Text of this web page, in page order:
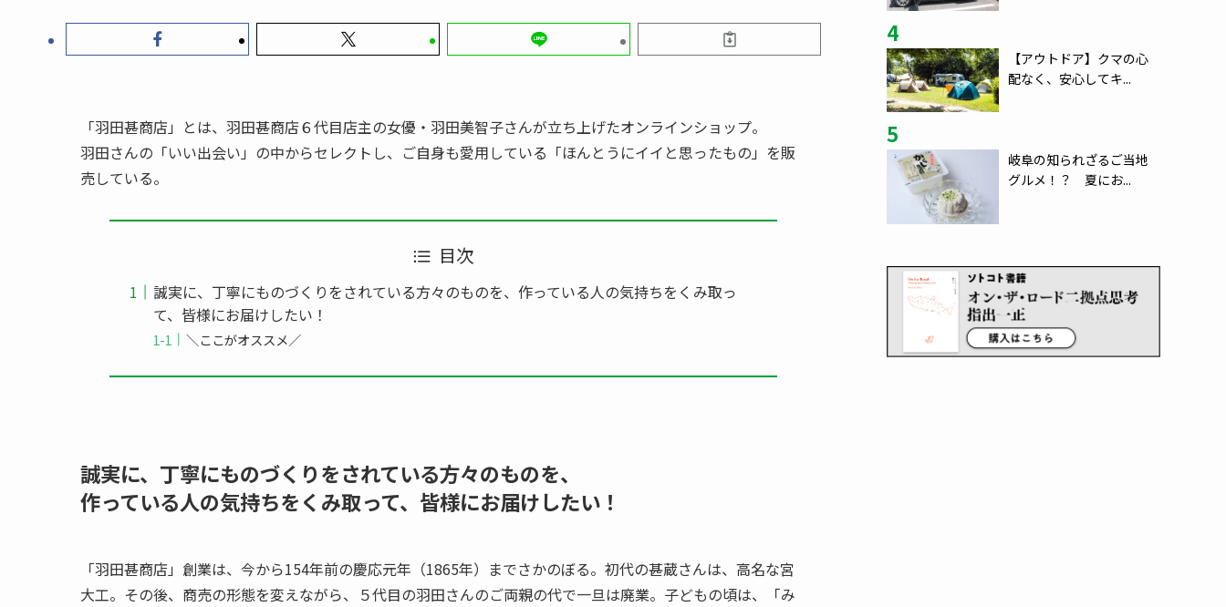
「羽田甚商店」とは、羽田甚商店６代目店主の女優・羽田美智子さんが立ち上げたオンラインショップ。
羽田さんの「いい出会い」の中からセレクトし、ご自身も愛用している「ほんとうにイイと思ったもの」を販
売している。
目次
誠実に、丁寧にものづくりをされている方々のものを、作っている人の気持ちをくみ取っ
て、皆様にお届けしたい！
＼ここがオススメ／
誠実に、丁寧にものづくりをされている方々のものを、
作っている人の気持ちをくみ取って、皆様にお届けしたい！
「羽田甚商店」創業は、今から154年前の慶応元年（1865年）までさかのぼる。初代の甚蔵さんは、高名な宮
大工。その後、商売の形態を変えながら、５代目の羽田さんのご両親の代で一旦は廃業。子どもの頃は、「み
4
【アウトドア】クマの心
配なく、安心してキ...
5
岐阜の知られざるご当地
グルメ！？ 夏にお...